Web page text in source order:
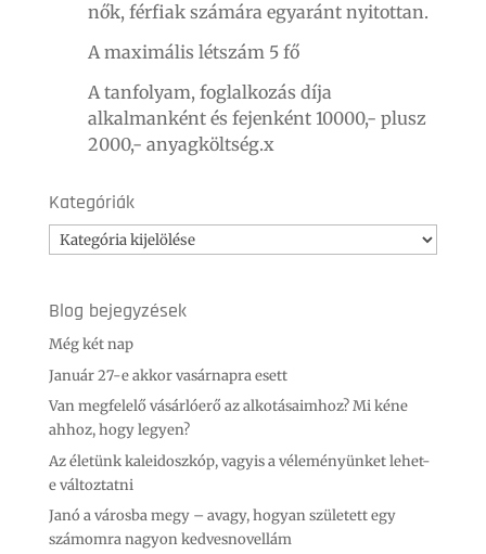
nők, férfiak számára egyaránt nyitottan.
A maximális létszám 5 fő
A tanfolyam, foglalkozás díja
alkalmanként és fejenként 10000,- plusz
2000,- anyagköltség.x
Kategóriák
Kategóriák
Blog bejegyzések
Még két nap
Január 27-e akkor vasárnapra esett
Van megfelelő vásárlóerő az alkotásaimhoz? Mi kéne
ahhoz, hogy legyen?
Az életünk kaleidoszkóp, vagyis a véleményünket lehet-
e változtatni
Janó a városba megy – avagy, hogyan született egy
számomra nagyon kedvesnovellám